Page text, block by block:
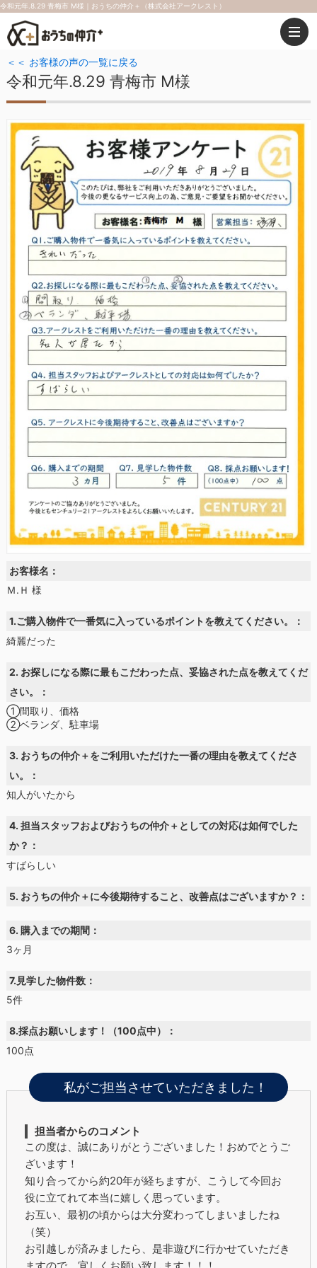
令和元年.8.29 青梅市 M様｜おうちの仲介＋（株式会社アークレスト）
＜＜ お客様の声の一覧に戻る
令和元年.8.29 青梅市 M様
お客様名：
Ｍ.Ｈ 様
1.ご購入物件で一番気に入っているポイントを教えてください。：
綺麗だった
2. お探しになる際に最もこだわった点、妥協された点を教えてくだ
さい。：
①間取り、価格
②ベランダ、駐車場
3. おうちの仲介＋をご利用いただけた一番の理由を教えてくださ
い。：
知人がいたから
4. 担当スタッフおよびおうちの仲介＋としての対応は如何でした
か？：
すばらしい
5. おうちの仲介＋に今後期待すること、改善点はございますか？：
6. 購入までの期間：
3ヶ月
7.見学した物件数：
5件
8.採点お願いします！（100点中）：
100点
私がご担当させていただきました！
担当者からのコメント
この度は、誠にありがとうございました！おめでとうご
ざいます！
知り合ってから約20年が経ちますが、こうして今回お
役に立てれて本当に嬉しく思っています。
お互い、最初の頃からは大分変わってしまいましたね
（笑）
お引越しが済みましたら、是非遊びに行かせていただき
ますので、宜しくお願い致します！！！